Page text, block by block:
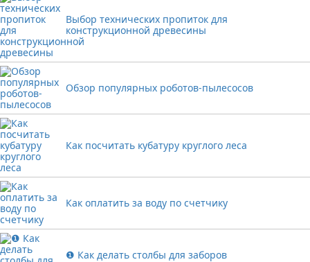
Выбор технических пропиток для
конструкционной древесины
Обзор популярных роботов-пылесосов
Как посчитать кубатуру круглого леса
Как оплатить за воду по счетчику
❶ Как делать столбы для заборов